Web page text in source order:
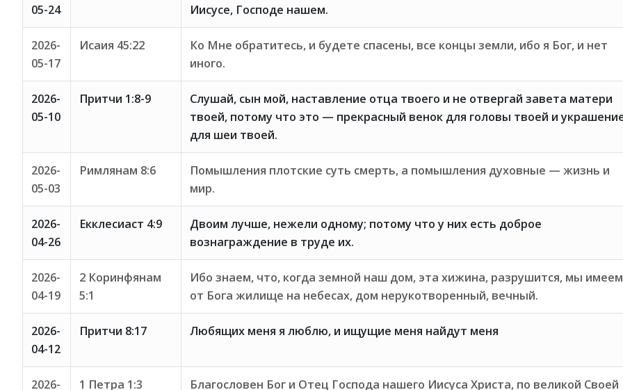
05-24
Иисусе, Господе нашем.
2026-
05-17
Исаия 45:22
Ко Мне обратитесь, и будете спасены, все концы земли, ибо я Бог, и нет
иного.
2026-
05-10
Притчи 1:8-9
Слушай, сын мой, наставление отца твоего и не отвергай завета матери
твоей, потому что это — прекрасный венок для головы твоей и
для шеи твоей.
2026-
05-03
Римлянам 8:6
Помышления плотские суть смерть, а помышления духовные — жизнь и
мир.
2026-
04-26
Екклесиаст 4:9
Двоим лучше, нежели одному; потому что у них есть доброе
вознаграждение в труде их.
2026-
04-19
2 Коринфянам
5:1
Ибо знаем, что, когда земной наш дом, эта хижина, разрушится, мы имеем
от Бога жилище на небесах, дом нерукотворенный, вечный.
2026-
04-12
Притчи 8:17 Любящих меня я люблю, и ищущие меня найдут меня
2026-
1 Петра 1:3
Благословен Бог и Отец Господа нашего Иисуса Христа, по великой Своей